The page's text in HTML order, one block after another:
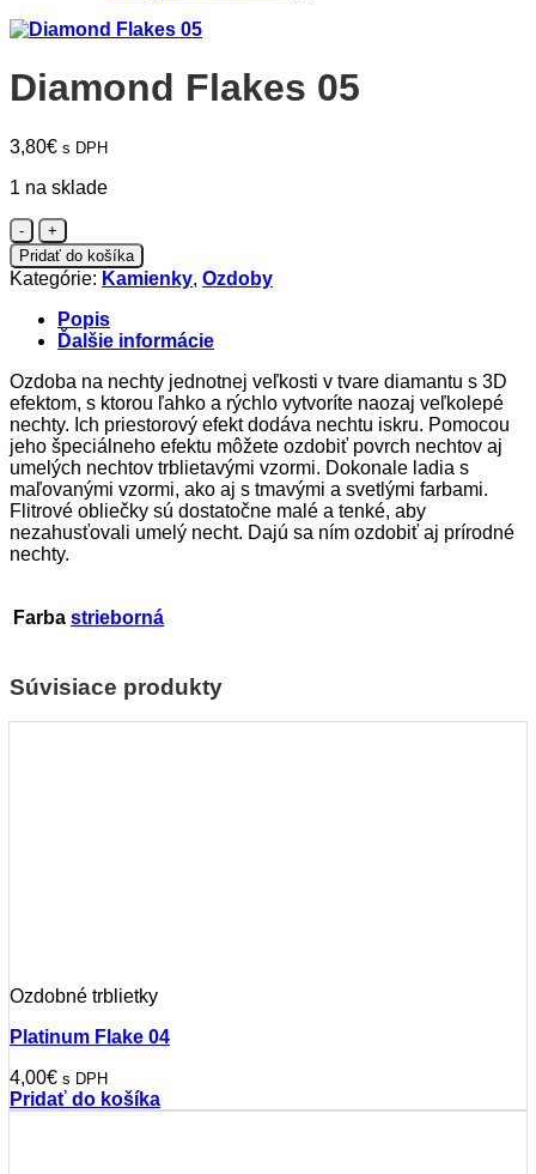
Diamond Flakes 05
3,80€ s DPH
1 na sklade
množstvo
Diamond
Flakes
05
Pridať do košíka
Kategórie: Kamienky, Ozdoby
Popis
Ďalšie informácie
Ozdoba na nechty jednotnej veľkosti v tvare diamantu s 3D
efektom, s ktorou ľahko a rýchlo vytvoríte naozaj veľkolepé
nechty. Ich priestorový efekt dodáva nechtu iskru. Pomocou
jeho špeciálneho efektu môžete ozdobiť povrch nechtov aj
umelých nechtov trblietavými vzormi. Dokonale ladia s
maľovanými vzormi, ako aj s tmavými a svetlými farbami.
Flitrové obliečky sú dostatočne malé a tenké, aby
nezahusťovali umelý necht. Dajú sa ním ozdobiť aj prírodné
nechty.
Farba strieborná
Súvisiace produkty
Ozdobné trblietky
Platinum Flake 04
4,00€ s DPH
Pridať do košíka